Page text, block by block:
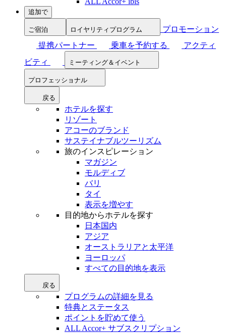
追加で
ご宿泊 ロイヤリティプログラム
プロモーション
提携パートナー
乗車を予約する
アクティ
ビティ
ミーティング＆イベント
プロフェッショナル
戻る
ホテルを探す
リゾート
アコーのブランド
サステイナブルツーリズム
旅のインスピレーション
マガジン
モルディブ
バリ
タイ
表示を増やす
目的地からホテルを探す
日本国内
アジア
オーストラリアと太平洋
ヨーロッパ
すべての目的地を表示
戻る
プログラムの詳細を見る
特典とステータス
ポイントを貯めて使う
ALL Accor+ サブスクリプション